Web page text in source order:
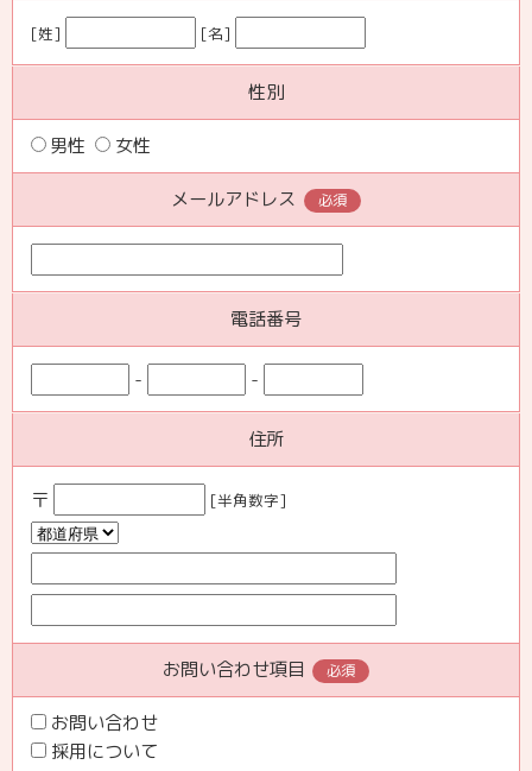
[姓] [名]
性別
男性 女性
メールアドレス 必須
電話番号
- -
住所
〒 [半角数字]
お問い合わせ項目 必須
お問い合わせ
採用について